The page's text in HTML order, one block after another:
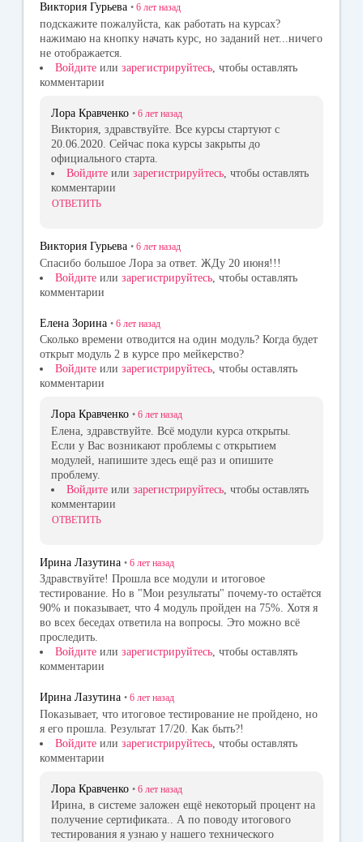
ni
ki
Виктория Гурьева • 6 лет назад
подскажите пожалуйста, как работать на курсах?
нажимаю на кнопку начать курс, но заданий нет...ничего
не отображается.
Войдите или зарегистрируйтесь , чтобы оставлять
комментарии
Лора Кравченко • 6 лет назад
Виктория, здравствуйте. Все курсы стартуют с
20.06.2020. Сейчас пока курсы закрыты до
официального старта.
Войдите или зарегистрируйтесь, чтобы оставлять
комментарии
ОТВЕТИТЬ
Виктория Гурьева • 6 лет назад
Спасибо большое Лора за ответ. ЖДу 20 июня!!!
Войдите или зарегистрируйтесь , чтобы оставлять
комментарии
Елена Зорина • 6 лет назад
Сколько времени отводится на один модуль? Когда будет
открыт модуль 2 в курсе про мейкерство?
Войдите или зарегистрируйтесь, чтобы оставлять
комментарии
Лора Кравченко • 6 лет назад
Елена, здравствуйте. Всё модули курса открыты.
Если у Вас возникают проблемы с открытием
модулей, напишите здесь ещё раз и опишите
проблему.
Войдите или зарегистрируйтесь , чтобы оставлять
комментарии
ОТВЕТИТЬ
Ирина Лазутина • 6 лет назад
Здравствуйте! Прошла все модули и итоговое
тестирование. Но в "Мои результаты" почему-то остаётся
90% и показывает, что 4 модуль пройден на 75%. Хотя я
во всех беседах ответила на вопросы. Это можно всё
проследить.
Войдите или зарегистрируйтесь, чтобы оставлять
комментарии
Ирина Лазутина • 6 лет назад
Показывает, что итоговое тестирование не пройдено, но
я его прошла. Результат 17/20. Как быть?!
Войдите или зарегистрируйтесь , чтобы оставлять
комментарии
Лора Кравченко • 6 лет назад
Ирина, в системе заложен ещё некоторый процент на
получение сертификата.. А по поводу итогового
тестирования я узнаю у нашего технического